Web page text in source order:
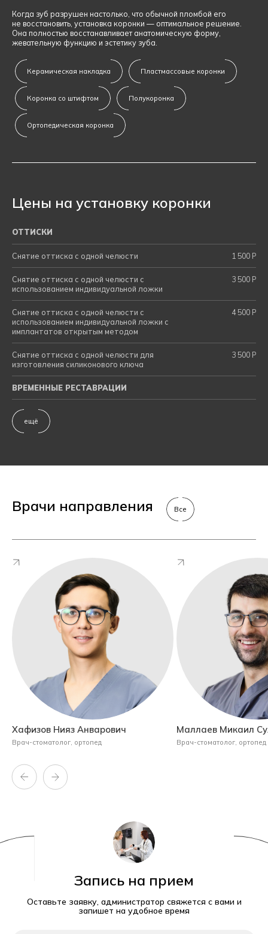
Когда зуб разрушен настолько, что обычной пломбой его
не восстановить, установка коронки — оптимальное решение.
Она полностью восстанавливает анатомическую форму,
жевательную функцию и эстетику зуба.
Керамическая накладка Пластмассовые коронки
Коронка со штифтом Полукоронка
Ортопедическая коронка
Цены на установку коронки
ОТТИСКИ
Снятие оттиска с одной челюсти 1 500 Р
Снятие оттиска с одной челюсти с
использованием индивидуальной ложки
3 500 Р
Снятие оттиска с одной челюсти с
использованием индивидуальной ложки с
имплантатов открытым методом
4 500 Р
Снятие оттиска с одной челюсти для
изготовления силиконового ключа
3 500 Р
ВРЕМЕННЫЕ РЕСТАВРАЦИИ
ещё
Врачи направления Все
Хафизов Нияз Анварович
Врач-стоматолог, ортопед
Маллаев Микаил
Врач-стоматолог, ортопед
Запись на прием
Оставьте заявку, администратор свяжется с вами и
запишет на удобное время